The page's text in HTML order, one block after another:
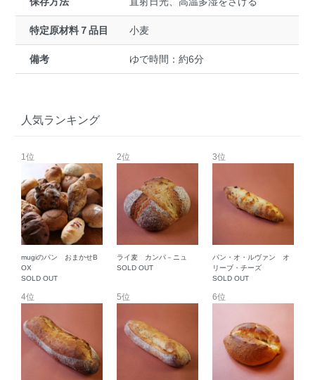
特定原材料７品目 小麦
備考 ゆで時間：約6分
人気ランキング
1位
mugiのパン おまかせB
OX
SOLD OUT
2位
ライ麦 カンパ－ニュ
SOLD OUT
3位
パン・オ・ルヴァン オ
リーブ・チーズ
SOLD OUT
4位 5位 6位